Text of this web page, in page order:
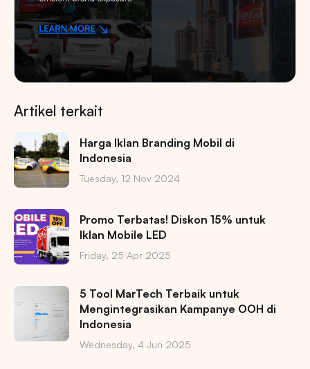
Artikel terkait
Harga Iklan Branding Mobil di
Indonesia
Tuesday, 12 Nov 2024
Promo Terbatas! Diskon 15% untuk
Iklan Mobile LED
Friday, 25 Apr 2025
5 Tool MarTech Terbaik untuk
Mengintegrasikan Kampanye OOH di
Indonesia
Wednesday, 4 Jun 2025